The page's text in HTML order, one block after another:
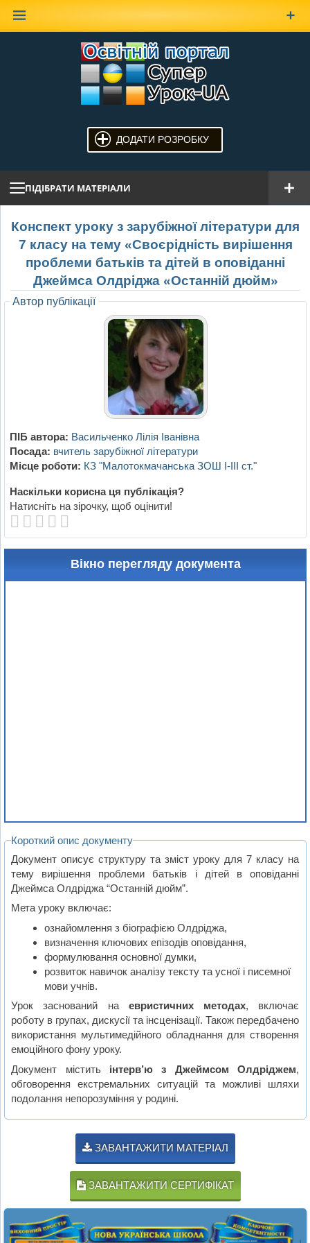
ДОДАТИ РОЗРОБКУ
ПІДІБРАТИ МАТЕРІАЛИ
Конспект уроку з зарубіжної літератури для
7 класу на тему «Своєрідність вирішення
проблеми батьків та дітей в оповіданні
Джеймса Олдріджа «Останній дюйм»
Автор публікації
ПІБ автора: Васильченко Лілія Іванівна
Посада: вчитель зарубіжної літератури
Місце роботи: КЗ "Малотокмачанська ЗОШ І-ІІІ ст."
Наскільки корисна ця публікація?
Натисніть на зірочку, щоб оцінити!
Вікно перегляду документа
Короткий опис документу
Документ описує структуру та зміст уроку для 7 класу на
тему вирішення проблеми батьків і дітей в оповіданні
Джеймса Олдріджа “Останній дюйм”.
Мета уроку включає:
ознайомлення з біографією Олдріджа,
визначення ключових епізодів оповідання,
формулювання основної думки,
розвиток навичок аналізу тексту та усної і писемної
мови учнів.
Урок заснований наевристичних методах, включає
роботу в групах, дискусії та інсценізації. Також передбачено
використання мультимедійного обладнання для створення
емоційного фону уроку.
Документ містить інтерв’ю з Джеймсом Олдріджем,
обговорення екстремальних ситуацій та можливі шляхи
подолання непорозуміння у родині.
ЗАВАНТАЖИТИ МАТЕРІАЛ
ЗАВАНТАЖИТИ СЕРТИФІКАТ